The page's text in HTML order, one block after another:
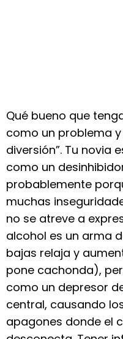
Qué bueno que
como un problema
diversión”. Tu novia
como un
probablemente
muchas
no se atreve a
alcohol es un arma
bajas relaja y
pone cachonda),
como un depresor
central, causando
apagones donde el